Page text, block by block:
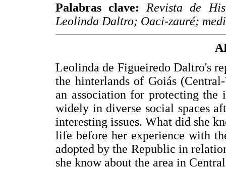
Palabras clave: Revista de
Leolinda Daltro; Oaci-zauré;
Leolinda de Figueiredo Daltro's
the hinterlands of Goiás
an association for protecting the
widely in diverse social spaces
interesting issues. What did she
life before her experience with
adopted by the Republic in
she know about the area in